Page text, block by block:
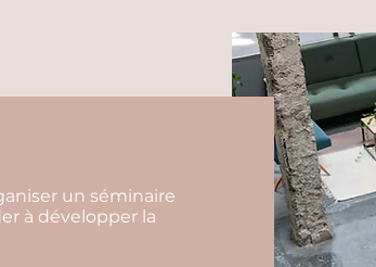
un séminaire
à développer la